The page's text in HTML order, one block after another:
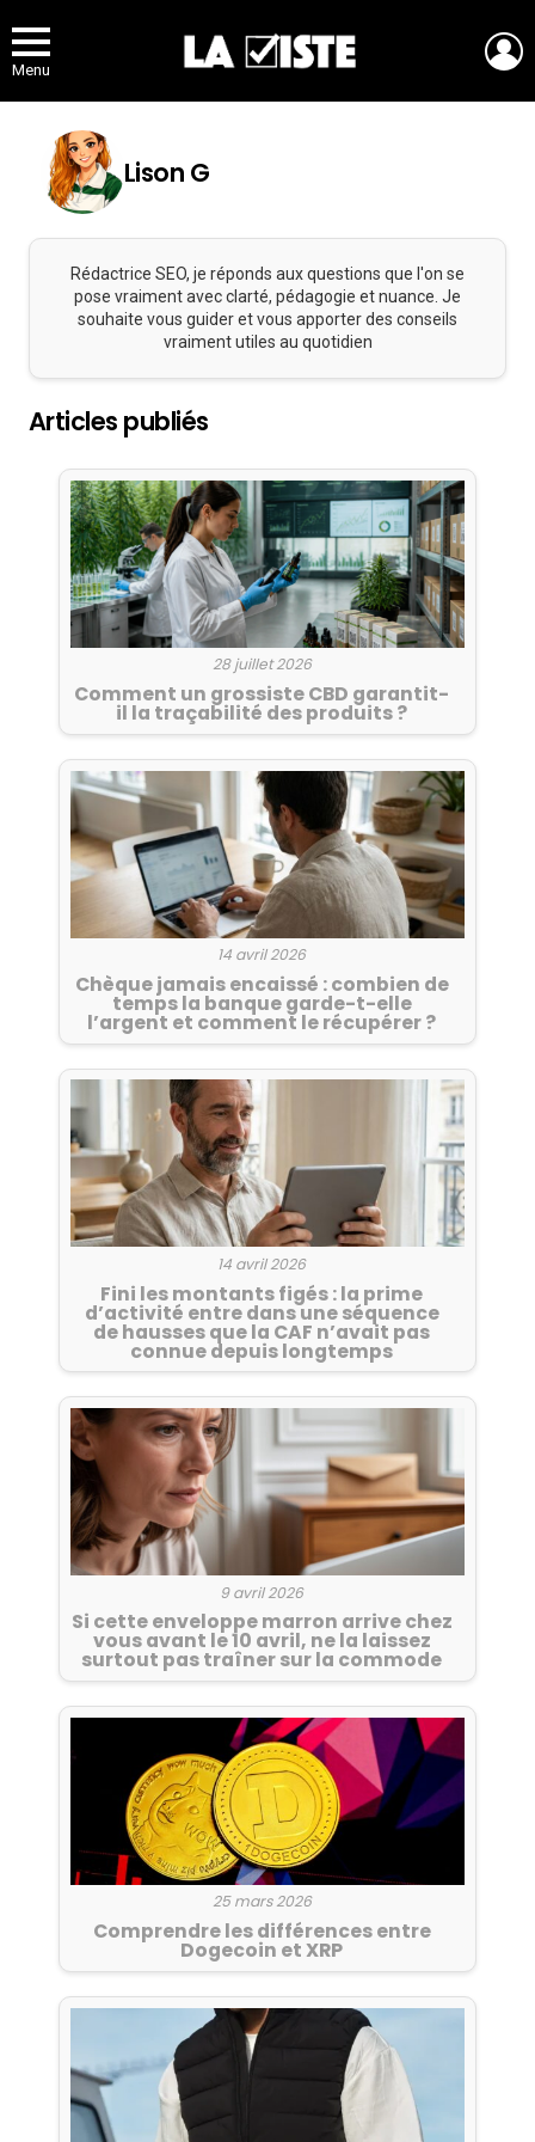
Menu
Lison G
Rédactrice SEO, je réponds aux questions que l'on se
pose vraiment avec clarté, pédagogie et nuance. Je
souhaite vous guider et vous apporter des conseils
vraiment utiles au quotidien
Articles publiés
28 juillet 2026
Comment un grossiste CBD garantit-
il la traçabilité des produits ?
14 avril 2026
Chèque jamais encaissé : combien de
temps la banque garde-t-elle
l’argent et comment le récupérer ?
14 avril 2026
Fini les montants figés : la prime
d’activité entre dans une séquence
de hausses que la CAF n’avait pas
connue depuis longtemps
9 avril 2026
Si cette enveloppe marron arrive chez
vous avant le 10 avril, ne la laissez
surtout pas traîner sur la commode
25 mars 2026
Comprendre les différences entre
Dogecoin et XRP